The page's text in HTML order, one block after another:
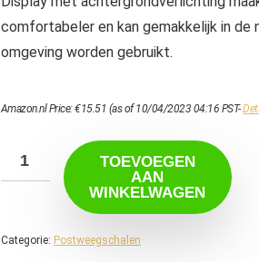
comfortabeler en kan gemakkelijk in de
omgeving worden gebruikt.
Amazon.nl Price:€15.51 (as of 10/04/2023 04:16 PST-
TOEVOEGEN
AAN
WINKELWAGEN
Categorie: Postweegschalen